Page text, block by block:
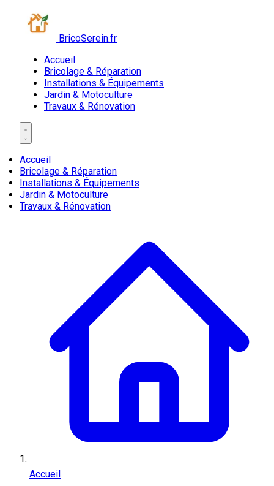
BricoSerein.fr
Accueil
Bricolage & Réparation
Installations & Équipements
Jardin & Motoculture
Travaux & Rénovation
Accueil
Bricolage & Réparation
Installations & Équipements
Jardin & Motoculture
Travaux & Rénovation
Accueil